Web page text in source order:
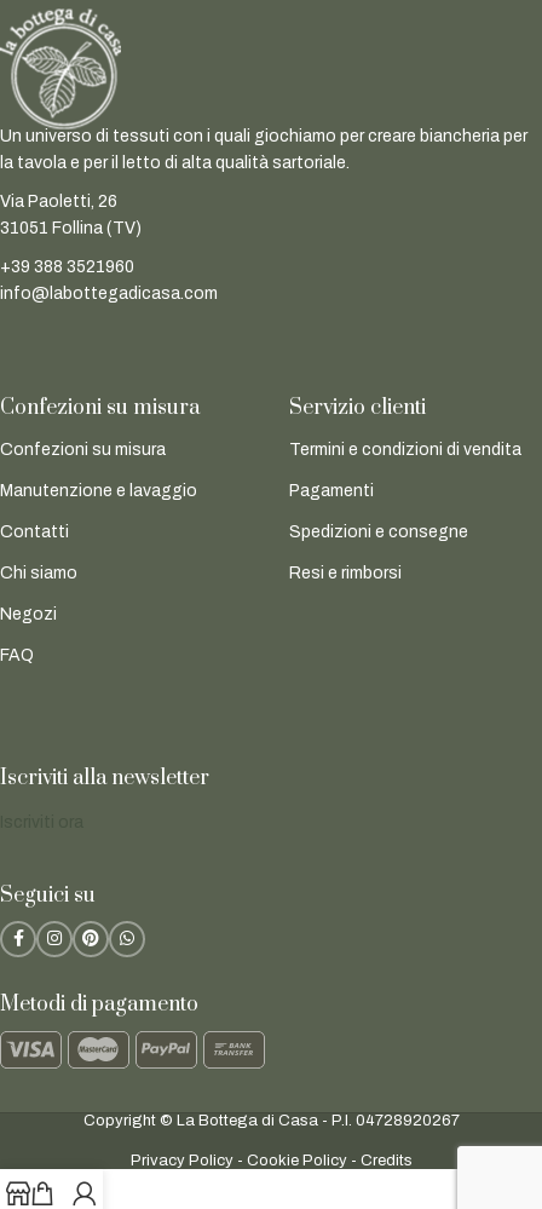
Un universo di tessuti con i quali giochiamo per creare biancheria per
la tavola e per il letto di alta qualità sartoriale.
Via Paoletti, 26
31051 Follina (TV)
+39 388 3521960
info@labottegadicasa.com
Confezioni su misura
Confezioni su misura
Manutenzione e lavaggio
Contatti
Chi siamo
Negozi
FAQ
Servizio clienti
Termini e condizioni di vendita
Pagamenti
Spedizioni e consegne
Resi e rimborsi
Iscriviti alla newsletter
Seguici su
Metodi di pagamento
Copyright © La Bottega di Casa - P.I. 04728920267
Privacy Policy- Cookie Policy- Credits